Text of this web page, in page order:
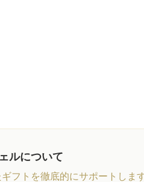
ルについて
フトを徹底的にサポートしま